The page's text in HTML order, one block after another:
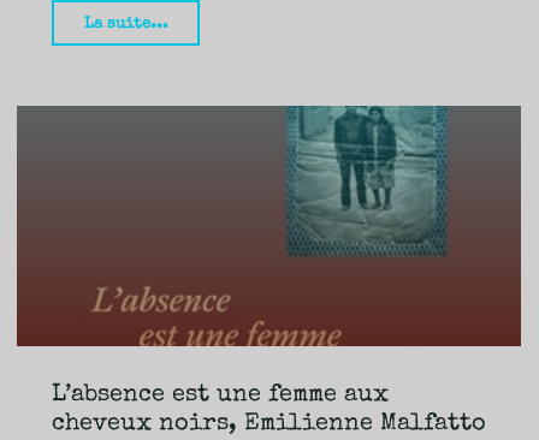
La suite...
petite
Bérénice
L’absence est une femme aux
cheveux noirs, Emilienne Malfatto